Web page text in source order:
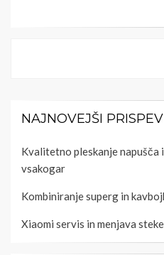
NAJNOVEJŠI
Kvalitetno pleskanje napušča
vsakogar
Kombiniranje superg in
Xiaomi servis in menjava